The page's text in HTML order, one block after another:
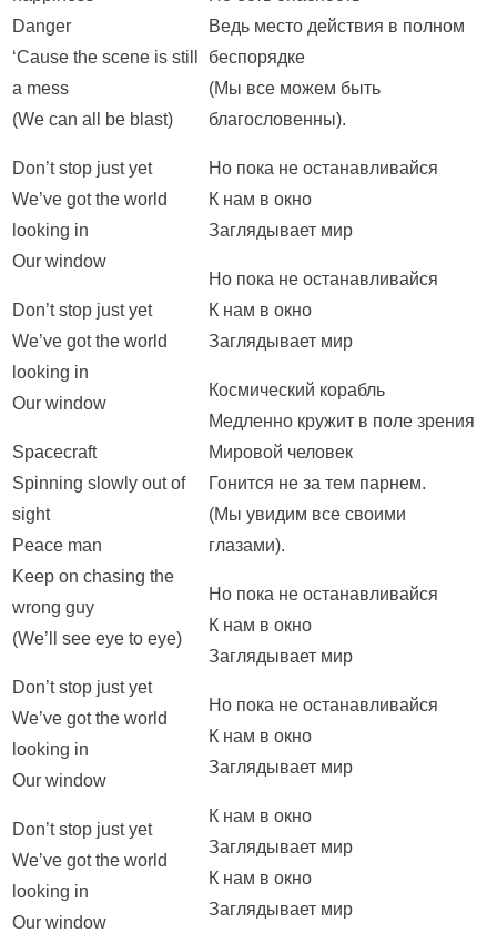
Danger
‘Cause the scene is still
a mess
(We can all be blast)
Don’t stop just yet
We’ve got the world
looking in
Our window
Don’t stop just yet
We’ve got the world
looking in
Our window
Spacecraft
Spinning slowly out of
sight
Peace man
Keep on chasing the
wrong guy
(We’ll see eye to eye)
Don’t stop just yet
We’ve got the world
looking in
Our window
Don’t stop just yet
We’ve got the world
looking in
Our window
Ведь место действия в полном
беспорядке
(Мы все можем быть
благословенны).
Но пока не останавливайся
К нам в окно
Заглядывает мир
Но пока не останавливайся
К нам в окно
Заглядывает мир
Космический корабль
Медленно кружит в поле зрения
Мировой человек
Гонится не за тем парнем.
(Мы увидим все своими
глазами).
Но пока не останавливайся
К нам в окно
Заглядывает мир
Но пока не останавливайся
К нам в окно
Заглядывает мир
К нам в окно
Заглядывает мир
К нам в окно
Заглядывает мир